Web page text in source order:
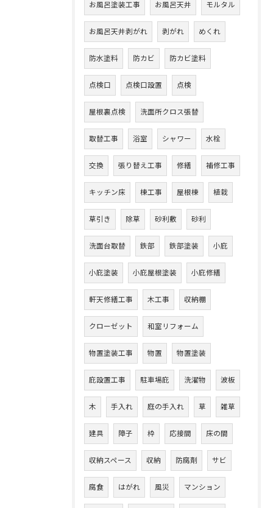
お風呂塗装工事 お風呂天井 モルタル
お風呂天井剥がれ 剥がれ めくれ
防水塗料 防カビ 防カビ塗料
点検口 点検口設置 点検
屋根裏点検 洗面所クロス張替
取替工事 浴室 シャワー 水栓
交換 張り替え工事 修繕 補修工事
キッチン床 棟工事 屋根棟 植栽
草引き 除草 砂利敷 砂利
洗面台取替 鉄部 鉄部塗装 小庇
小庇塗装 小庇屋根塗装 小庇修繕
軒天修繕工事 木工事 収納棚
クローゼット 和室リフォーム
物置塗装工事 物置 物置塗装
庇設置工事 駐車場庇 洗濯物 波板
木 手入れ 庭の手入れ 草 雑草
建具 障子 枠 応接間 床の間
収納スペース 収納 防腐剤 サビ
腐食 はがれ 風災 マンション